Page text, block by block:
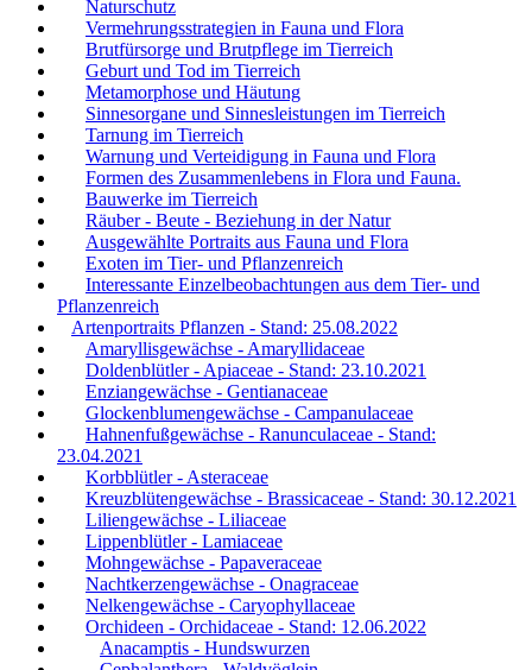
Naturschutz
Vermehrungsstrategien in Fauna und Flora
Brutfürsorge und Brutpflege im Tierreich
Geburt und Tod im Tierreich
Metamorphose und Häutung
Sinnesorgane und Sinnesleistungen im Tierreich
Tarnung im Tierreich
Warnung und Verteidigung in Fauna und Flora
Formen des Zusammenlebens in Flora und Fauna.
Bauwerke im Tierreich
Räuber - Beute - Beziehung in der Natur
Ausgewählte Portraits aus Fauna und Flora
Exoten im Tier- und Pflanzenreich
Interessante Einzelbeobachtungen aus dem Tier- und
Pflanzenreich
Artenportraits Pflanzen - Stand: 25.08.2022
Amaryllisgewächse - Amaryllidaceae
Doldenblütler - Apiaceae - Stand: 23.10.2021
Enziangewächse - Gentianaceae
Glockenblumengewächse - Campanulaceae
Hahnenfußgewächse - Ranunculaceae - Stand:
23.04.2021
Korbblütler - Asteraceae
Kreuzblütengewächse - Brassicaceae - Stand: 30.12.2021
Liliengewächse - Liliaceae
Lippenblütler - Lamiaceae
Mohngewächse - Papaveraceae
Nachtkerzengewächse - Onagraceae
Nelkengewächse - Caryophyllaceae
Orchideen - Orchidaceae - Stand: 12.06.2022
Anacamptis - Hundswurzen